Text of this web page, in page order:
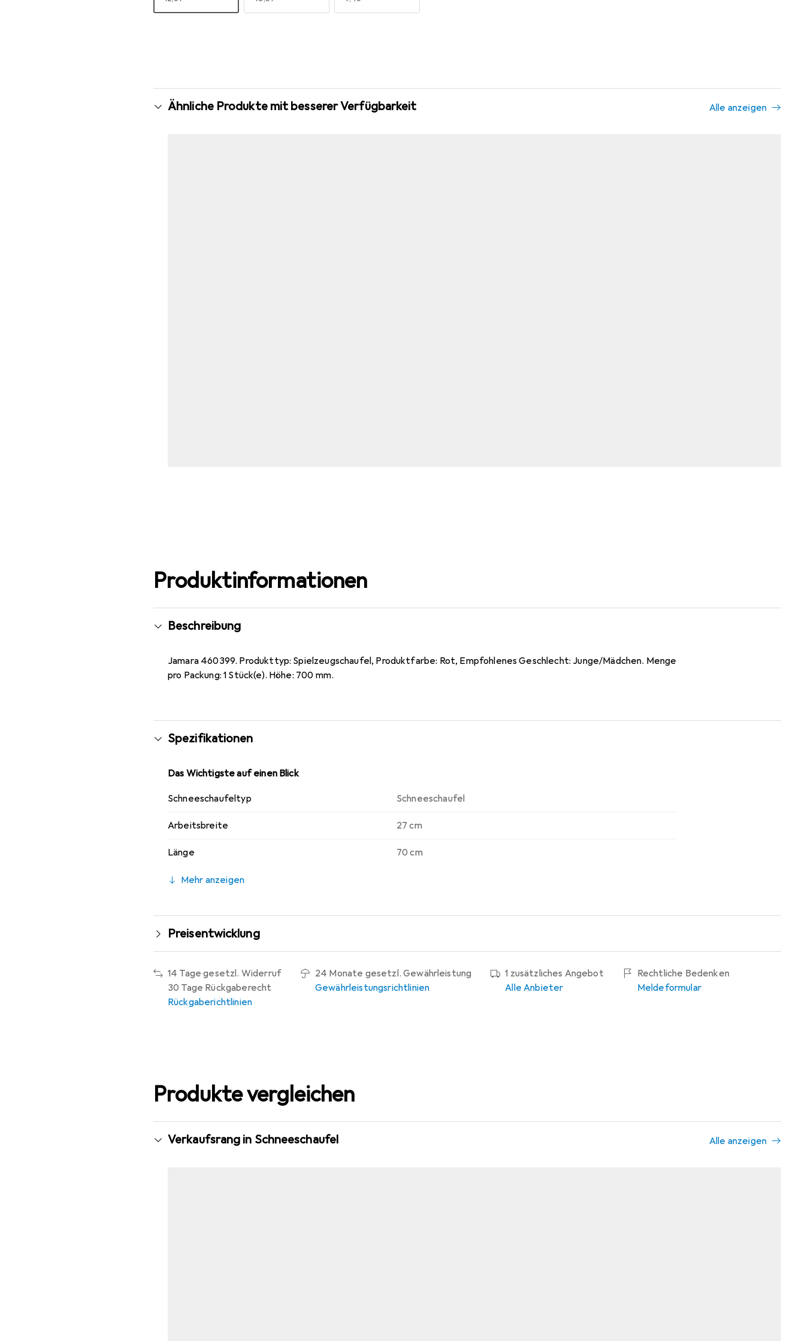
Ähnliche Produkte mit besserer Verfügbarkeit Alle anzeigen
Produktinformationen
Beschreibung
Jamara 460399. Produkttyp: Spielzeugschaufel, Produktfarbe: Rot, Empfohlenes Geschlecht: Junge/Mädchen. Menge
pro Packung: 1 Stück(e). Höhe: 700 mm.
Spezifikationen
Das Wichtigste auf einen Blick
Schneeschaufeltyp Schneeschaufel
Arbeitsbreite 27 cm
Länge 70 cm
Mehr anzeigen
Preisentwicklung
14 Tage gesetzl. Widerruf
30 Tage Rückgaberecht
Rückgaberichtlinien
24 Monate gesetzl. Gewährleistung
Gewährleistungsrichtlinien
1 zusätzliches Angebot
Alle Anbieter
Rechtliche Bedenken
Meldeformular
Produkte vergleichen
Verkaufsrang in Schneeschaufel Alle anzeigen